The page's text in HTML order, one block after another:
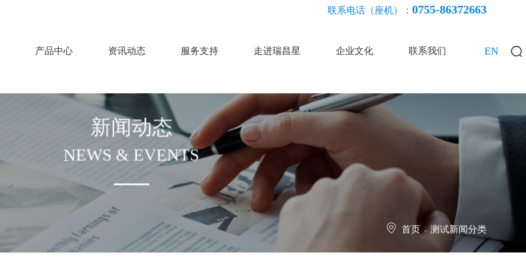
联系电话（座机）： 0755-86372663
产品中心 资讯动态 服务支持 走进瑞昌星 企业文化 联系我们 EN
新闻动态
NEWS & EVENTS
首页 - 测试新闻分类